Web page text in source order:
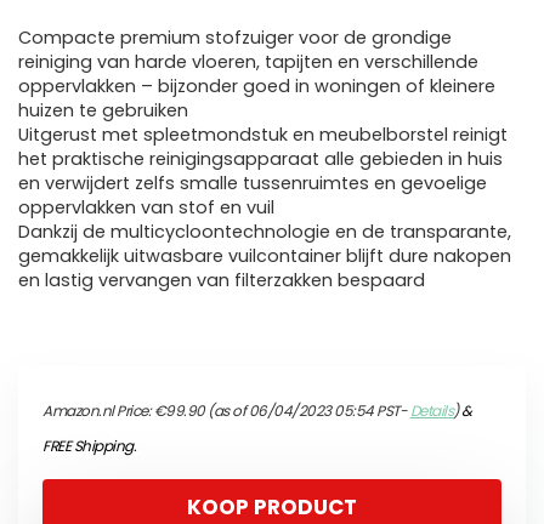
Compacte premium stofzuiger voor de grondige
reiniging van harde vloeren, tapijten en verschillende
oppervlakken – bijzonder goed in woningen of kleinere
huizen te gebruiken
Uitgerust met spleetmondstuk en meubelborstel reinigt
het praktische reinigingsapparaat alle gebieden in huis
en verwijdert zelfs smalle tussenruimtes en gevoelige
oppervlakken van stof en vuil
Dankzij de multicycloontechnologie en de transparante,
gemakkelijk uitwasbare vuilcontainer blijft dure nakopen
en lastig vervangen van filterzakken bespaard
Amazon.nl Price:€99.90(as of 06/04/2023 05:54 PST-Details)&
FREE Shipping.
KOOP PRODUCT